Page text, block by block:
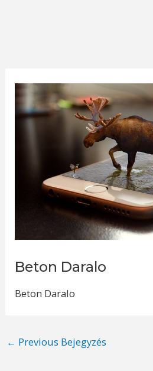
Beton Daralo
Beton Daralo
Post
← Previous Bejegyzés